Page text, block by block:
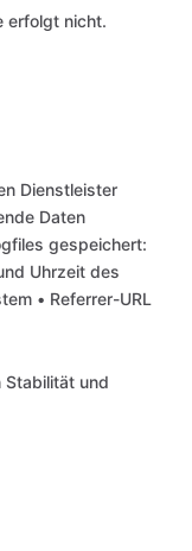
erfolgt nicht.
Dienstleister
Daten
gespeichert:
Uhrzeit des
• Referrer-URL
Stabilität und